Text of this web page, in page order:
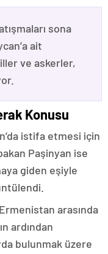
sona
ait
ve askerler,
Konusu
istifa etmesi için
Paşinyan ise
giden eşiyle
arasında
ardından
bulunmak üzere